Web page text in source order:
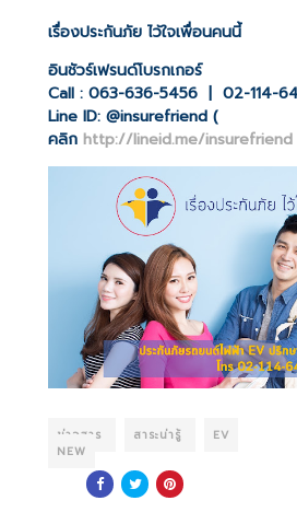
เรื่องประกันภัย ไว้ใจเพื่อนคนนี้
อินชัวร์เฟรนด์โบรกเกอร์
Call : 063-636-5456 | 02-114-
Line ID: @insurefriend (
คลิก http://lineid.me/insurefriend
ข่าวสาร สาระน่ารู้
EV
NEW